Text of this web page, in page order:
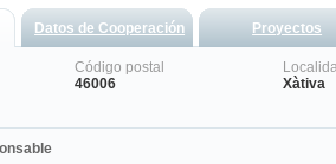
Datos de Cooperación Proyectos
Código postal
46006
Xàtiva